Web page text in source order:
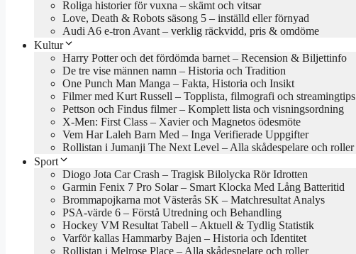
Roliga historier för vuxna – skämt och vitsar
Love, Death & Robots säsong 5 – inställd eller förnyad
Audi A6 e-tron Avant – verklig räckvidd, pris & omdöme
Kultur
Harry Potter och det fördömda barnet – Recension & Biljettinfo
De tre vise männen namn – Historia och Tradition
One Punch Man Manga – Fakta, Historia och Insikt
Filmer med Kurt Russell – Topplista, filmografi och streamingtips
Pettson och Findus filmer – Komplett lista och visningsordning
X-Men: First Class – Xavier och Magnetos ödesmöte
Vem Har Laleh Barn Med – Inga Verifierade Uppgifter
Rollistan i Jumanji The Next Level – Alla skådespelare och roller
Sport
Diogo Jota Car Crash – Tragisk Bilolycka Rör Idrotten
Garmin Fenix 7 Pro Solar – Smart Klocka Med Lång Batteritid
Brommapojkarna mot Västerås SK – Matchresultat Analys
PSA-värde 6 – Förstå Utredning och Behandling
Hockey VM Resultat Tabell – Aktuell & Tydlig Statistik
Varför kallas Hammarby Bajen – Historia och Identitet
Rollistan i Melrose Place – Alla skådespelare och roller